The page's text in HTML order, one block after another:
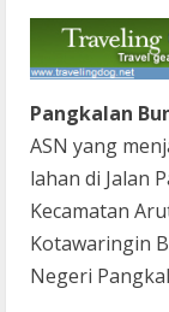
Pangkalan
ASN yang
lahan di Jalan
Kecamatan
Kotawaringin
Negeri